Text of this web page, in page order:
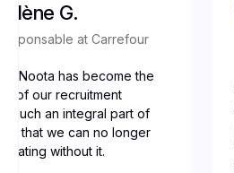
G.
at Carrefour
Noota has become the
of our recruitment
such an integral part of
that we can no longer
without it.